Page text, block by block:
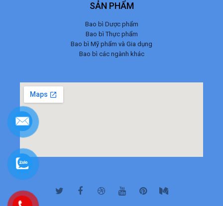
SẢN PHẨM
Bao bì Dược phẩm
Bao bì Thực phẩm
Bao bì Mỹ phẩm và Gia dụng
Bao bì các ngành khác